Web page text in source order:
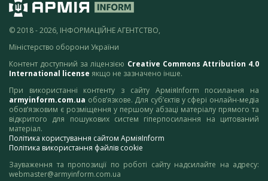
© 2018 - 2026, ІНФОРМАЦІЙНЕ АГЕНТСТВО,
Міністерство оборони України
Контент доступний за ліцензією Creative Commons Attribution 4.0
International license якщо не зазначено інше.
При використанні контенту з сайту АрміяInform посилання на
armyinform.com.ua обов’язкове. Для суб’єктів у сфері онлайн-медіа
обов’язковим є розміщення у першому абзаці матеріалу прямого та
відкритого для пошукових систем гіперпосилання на цитований
матеріал.
Політика користування сайтом АрміяInform
Політика використання файлів cookie
Зауваження та пропозиції по роботі сайту надсилайте на адресу:
webmaster@armyinform.com.ua